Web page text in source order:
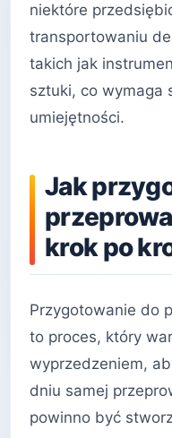
niektóre
transportowaniu
takich jak
sztuki, co wymaga
umiejętności.
Jak
krok po
Przygotowanie do
to proces, który
wyprzedzeniem,
dniu samej
powinno być